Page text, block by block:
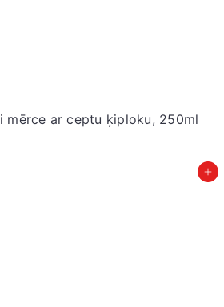
mērce ar ceptu ķiploku, 250ml
Pievienot grozam